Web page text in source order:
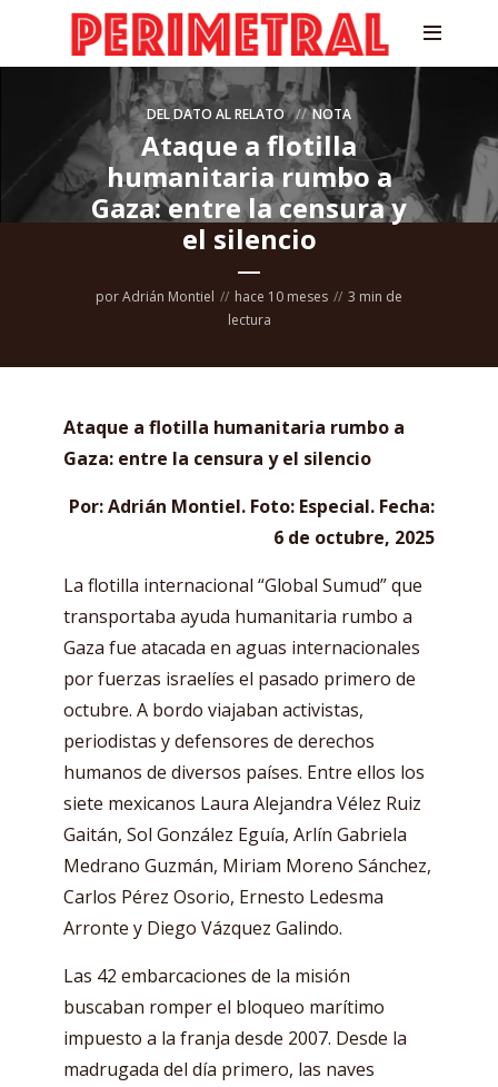
DEL DATO AL RELATO NOTA
Ataque a flotilla
humanitaria rumbo a
Gaza: entre la censura y
el silencio
porAdrián Montiel hace 10 meses
3 min de
lectura
Ataque a flotilla humanitaria rumbo a
Gaza: entre la censura y el silencio
Por: Adrián Montiel. Foto: Especial. Fecha:
6 de octubre, 2025
La flotilla internacional “Global Sumud” que
transportaba ayuda humanitaria rumbo a
Gaza fue atacada en aguas internacionales
por fuerzas israelíes el pasado primero de
octubre. A bordo viajaban activistas,
periodistas y defensores de derechos
humanos de diversos países. Entre ellos los
siete mexicanos Laura Alejandra Vélez Ruiz
Gaitán, Sol González Eguía, Arlín Gabriela
Medrano Guzmán, Miriam Moreno Sánchez,
Carlos Pérez Osorio, Ernesto Ledesma
Arronte y Diego Vázquez Galindo.
Las 42 embarcaciones de la misión
buscaban romper el bloqueo marítimo
impuesto a la franja desde 2007. Desde la
madrugada del día primero, las naves